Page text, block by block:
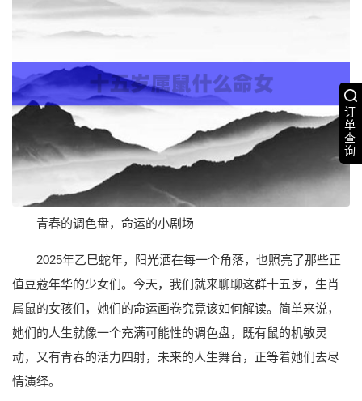
订
单
查
询
青春的调色盘，命运的小剧场
2025年乙巳蛇年，阳光洒在每一个角落，也照亮了那些正
值豆蔻年华的少女们。今天，我们就来聊聊这群十五岁，生肖
属鼠的女孩们，她们的命运画卷究竟该如何解读。简单来说，
她们的人生就像一个充满可能性的调色盘，既有鼠的机敏灵
动，又有青春的活力四射，未来的人生舞台，正等着她们去尽
情演绎。